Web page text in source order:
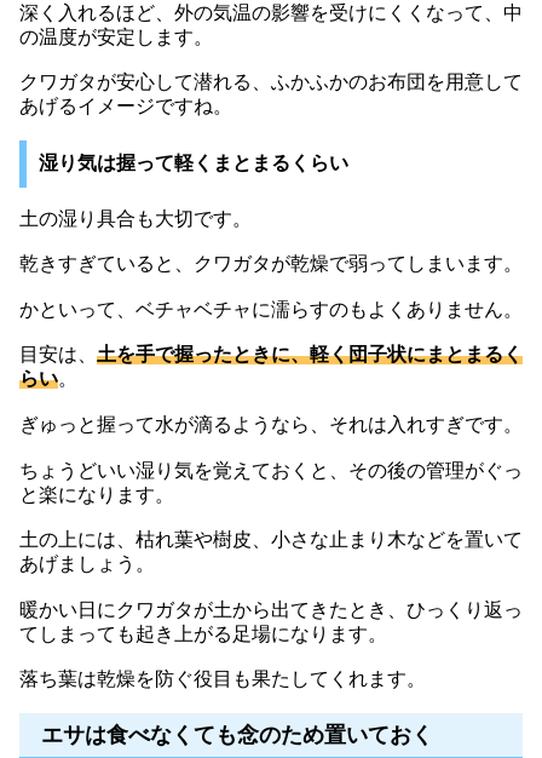
深く入れるほど、外の気温の影響を受けにくくなって、中
の温度が安定します。
クワガタが安心して潜れる、ふかふかのお布団を用意して
あげるイメージですね。
湿り気は握って軽くまとまるくらい
土の湿り具合も大切です。
乾きすぎていると、クワガタが乾燥で弱ってしまいます。
かといって、ベチャベチャに濡らすのもよくありません。
目安は、 土を手で握ったときに、軽く団子状にまとまるく
らい。
ぎゅっと握って水が滴るようなら、それは入れすぎです。
ちょうどいい湿り気を覚えておくと、その後の管理がぐっ
と楽になります。
土の上には、枯れ葉や樹皮、小さな止まり木などを置いて
あげましょう。
暖かい日にクワガタが土から出てきたとき、ひっくり返っ
てしまっても起き上がる足場になります。
落ち葉は乾燥を防ぐ役目も果たしてくれます。
エサは食べなくても念のため置いておく